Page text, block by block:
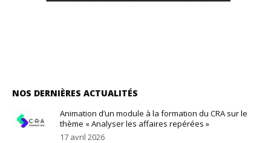
NOS DERNIÈRES ACTUALITÉS
Animation d’un module à la formation du CRA sur le
thème « Analyser les affaires repérées »
17 avril 2026